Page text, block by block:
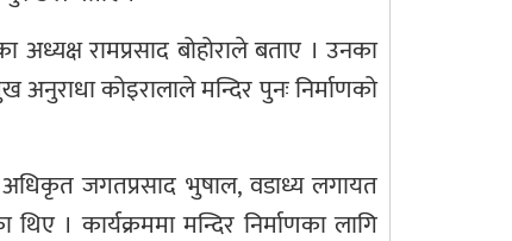
रामप्रसाद बोहोराले बताए । उनका
कोइरालाले मन्दिर पुनः निर्माणको
अधिकृत जगतप्रसाद भुषाल, वडाध्य लगायत
। कार्यक्रममा मन्दिर निर्माणका लागि